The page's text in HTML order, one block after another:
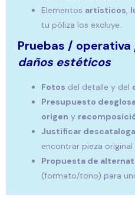
Elementos artísticos,
tu póliza los excluye.
Pruebas / operativa
daños estéticos
Fotos del detalle y del
Presupuesto
origen y
Justificar
encontrar pieza
Propuesta de
(formato/tono) para